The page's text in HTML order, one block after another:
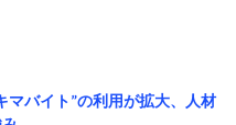
マバイト”の利用が拡大、人材